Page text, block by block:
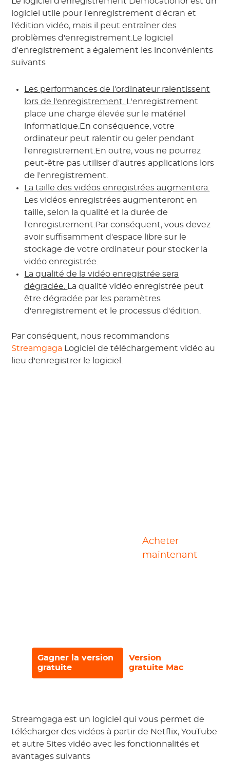
logiciel utile pour l'enregistrement d'écran et
l'édition vidéo, mais il peut entraîner des
problèmes d'enregistrement.Le logiciel
d'enregistrement a également les inconvénients
suivants
Les performances de l'ordinateur ralentissent
lors de l'enregistrement.
L'enregistrement
place une charge élevée sur le matériel
informatique.En conséquence, votre
ordinateur peut ralentir ou geler pendant
l'enregistrement.En outre, vous ne pourrez
peut-être pas utiliser d'autres applications lors
de l'enregistrement.
La taille des vidéos enregistrées augmentera.
Les vidéos enregistrées augmenteront en
taille, selon la qualité et la durée de
l'enregistrement.Par conséquent, vous devez
avoir suffisamment d'espace libre sur le
stockage de votre ordinateur pour stocker la
vidéo enregistrée.
La qualité de la vidéo enregistrée sera
dégradée.
La qualité vidéo enregistrée peut
être dégradée par les paramètres
d'enregistrement et le processus d'édition.
Par conséquent, nous recommandons
Streamgaga
Logiciel de téléchargement vidéo au
lieu d'enregistrer le logiciel.
Acheter
maintenant
Gagner la version
gratuite
Version
gratuite Mac
Streamgagaest un logiciel qui vous permet de
télécharger des vidéos à partir de Netflix,YouTube
et autre Sites vidéo avec les fonctionnalités et
avantages suivants